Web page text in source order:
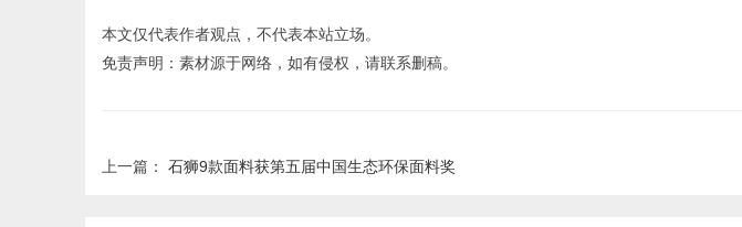
本文仅代表作者观点，不代表本站立场。
免责声明：素材源于网络，如有侵权，请联系删稿。
上一篇： 石狮9款面料获第五届中国生态环保面料奖